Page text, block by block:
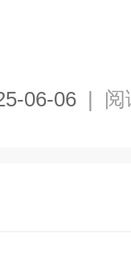
06-06 | 阅